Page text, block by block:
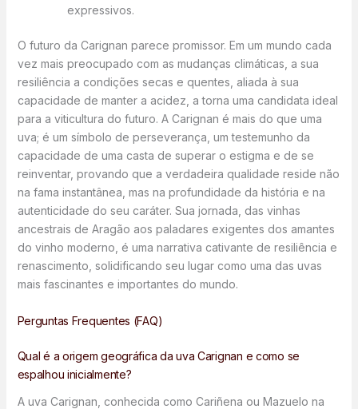
expressivos.
O futuro da Carignan parece promissor. Em um mundo cada
vez mais preocupado com as mudanças climáticas, a sua
resiliência a condições secas e quentes, aliada à sua
capacidade de manter a acidez, a torna uma candidata ideal
para a viticultura do futuro. A Carignan é mais do que uma
uva; é um símbolo de perseverança, um testemunho da
capacidade de uma casta de superar o estigma e de se
reinventar, provando que a verdadeira qualidade reside não
na fama instantânea, mas na profundidade da história e na
autenticidade do seu caráter. Sua jornada, das vinhas
ancestrais de Aragão aos paladares exigentes dos amantes
do vinho moderno, é uma narrativa cativante de resiliência e
renascimento, solidificando seu lugar como uma das uvas
mais fascinantes e importantes do mundo.
Perguntas Frequentes (FAQ)
Qual é a origem geográfica da uva Carignan e como se
espalhou inicialmente?
A uva Carignan, conhecida como Cariñena ou Mazuelo na